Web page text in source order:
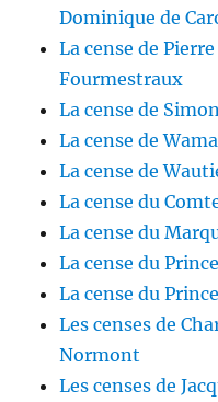
Dominique de
La cense de
Fourmestraux
La cense de
La cense de
La cense de
La cense du
La cense du
La cense du
La cense du
Les censes de
Normont
Les censes de